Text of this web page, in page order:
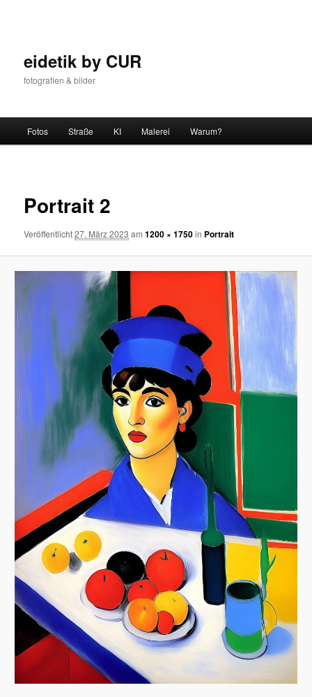
eidetik by CUR
fotografien & bilder
Fotos Straße KI Malerei Warum?
Portrait 2
Veröffentlicht27. März 2023 am1200 × 1750in Portrait